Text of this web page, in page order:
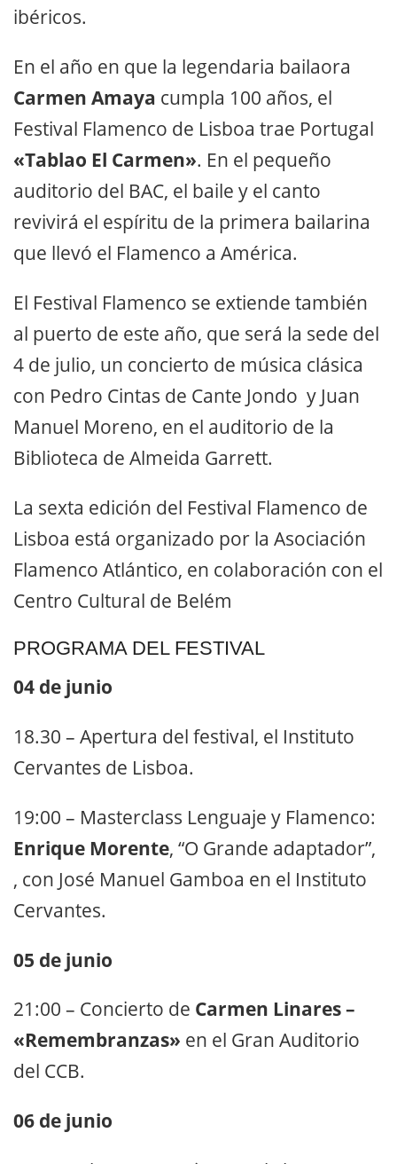
ibéricos.
En el año en que la legendaria bailaora
Carmen Amaya cumpla 100 años, el
Festival Flamenco de Lisboa trae Portugal
«Tablao El Carmen». En el pequeño
auditorio del BAC, el baile y el canto
revivirá el espíritu de la primera bailarina
que llevó el Flamenco a América.
El Festival Flamenco se extiende también
al puerto de este año, que será la sede del
4 de julio, un concierto de música clásica
con Pedro Cintas de Cante Jondo y Juan
Manuel Moreno, en el auditorio de la
Biblioteca de Almeida Garrett.
La sexta edición del Festival Flamenco de
Lisboa está organizado por la Asociación
Flamenco Atlántico, en colaboración con el
Centro Cultural de Belém
PROGRAMA DEL FESTIVAL
04 de junio
18.30 – Apertura del festival, el Instituto
Cervantes de Lisboa.
19:00 – Masterclass Lenguaje y Flamenco:
Enrique Morente, “O Grande adaptador”,
, con José Manuel Gamboa en el Instituto
Cervantes.
05 de junio
21:00 – Concierto de Carmen Linares –
«Remembranzas» en el Gran Auditorio
del CCB.
06 de junio